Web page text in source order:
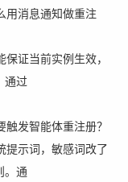
用消息通知做重注
证当前实例生效，
通过
发智能体重注册？
提示词，敏感词改了
。通